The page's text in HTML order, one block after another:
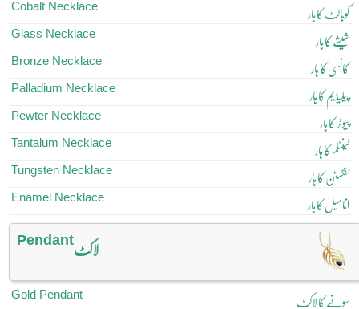
Cobalt Necklace کوبالٹ کا ہار
Glass Necklace شیشے کا ہار
Bronze Necklace کانسی کا ہار
Palladium Necklace پیلیڈیم کا ہار
Pewter Necklace پیوٹر کا ہار
Tantalum Necklace ٹینٹلم کا ہار
Tungsten Necklace ٹنگسٹن کا ہار
Enamel Necklace انامیل کا ہار
Pendantلاکٹ
Gold Pendant سونے کا لاکٹ